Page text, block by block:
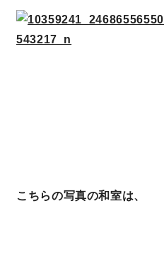
こちらの写真の和室は、